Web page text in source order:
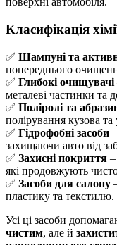
Класифікація
✅ Шампуні та
попереднього
✅ Глибокі очищувачі
металеві частинки та
✅ Поліролі та
полірування кузова
✅ Гідрофобні засоби
захищаючи авто від
✅ Захисні покриття
які продовжують
✅ Засоби для салону
пластику та текстилю.
Усі ці засоби
чистим, але й